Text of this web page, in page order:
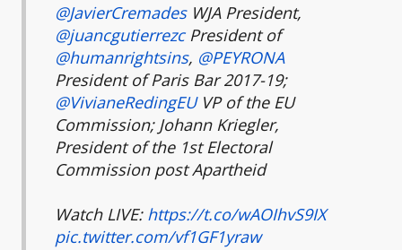
@JavierCremadesWJA President,
@juancgutierrezcPresident of
@humanrightsins, @PEYRONA
President of Paris Bar 2017-19;
@VivianeRedingEUVP of the EU
Commission; Johann Kriegler,
President of the 1st Electoral
Commission post Apartheid
Watch LIVE: https://t.co/wAOIhvS9IX
pic.twitter.com/vf1GF1yraw